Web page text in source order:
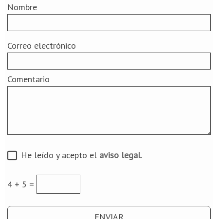
Nombre
Correo electrónico
Comentario
He leído y acepto el aviso legal.
4 + 5 =